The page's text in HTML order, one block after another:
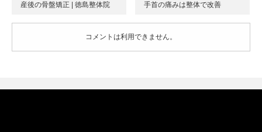
産後の骨盤矯正 | 徳島整体院 手首の痛みは整体で改善
コメントは利用できません。